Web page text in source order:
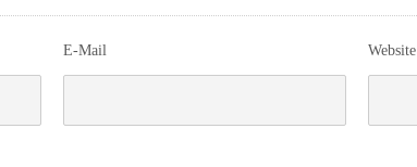
E-Mail Website